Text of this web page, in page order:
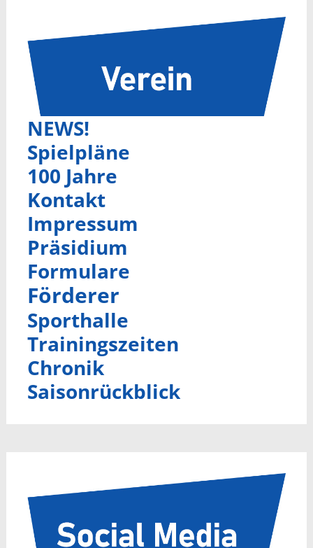
NEWS!
Spielpläne
100 Jahre
Kontakt
Impressum
Präsidium
Formulare
Förderer
Sporthalle
Trainingszeiten
Chronik
Saisonrückblick